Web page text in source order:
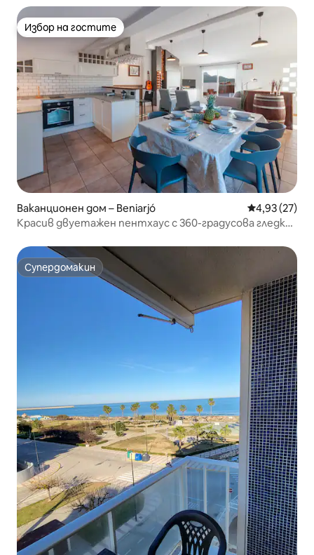
Избор на гостите
Избор на гостите
Ваканционен дом – Beniarjó Средна
4,93 (27)
Красив двуетажен пентхаус с 360-градусова гледка
Супердомакин
Супердомакин